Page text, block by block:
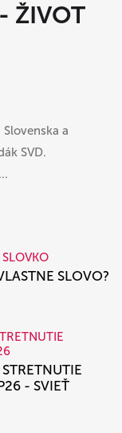
ŽIVOT
a
SVD.
SLOVO?
- SVIEŤ